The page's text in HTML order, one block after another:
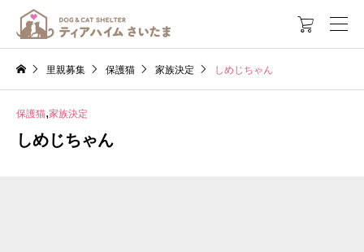

里親募集 保護猫 家族決定 しめじちゃん
保護猫,家族決定
しめじちゃん